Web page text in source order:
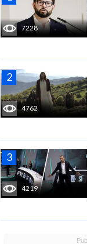
7228
4762
4219